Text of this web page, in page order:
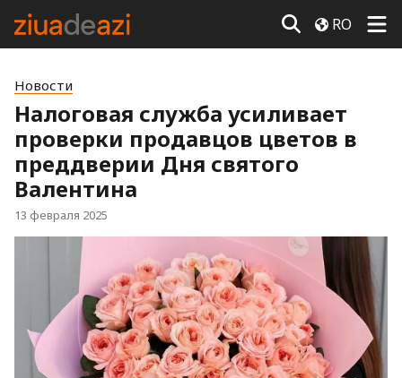
RO
Новости
Налоговая служба усиливает
проверки продавцов цветов в
преддверии Дня святого
Валентина
13 февраля 2025